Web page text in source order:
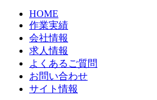
HOME
作業実績
会社情報
求人情報
よくあるご質問
お問い合わせ
サイト情報